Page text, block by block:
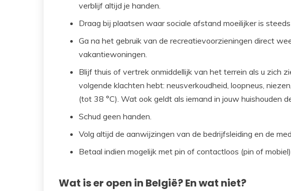
verblijf altijd je handen.
Draag bij plaatsen waar sociale afstand moeilijker is
Ga na het gebruik van de recreatievoorzieningen direct
vakantiewoningen.
Blijf thuis of vertrek onmiddellijk van het terrein als u zich
volgende klachten hebt: neusverkoudheid, loopneus,
(tot 38 °C). Wat ook geldt als iemand in jouw huishouden
Schud geen handen.
Volg altijd de aanwijzingen van de bedrijfsleiding en de
Betaal indien mogelijk met pin of contactloos (pin of
Wat is er open in België? En wat niet?